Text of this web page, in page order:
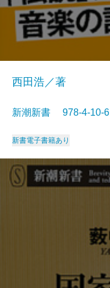
西田浩／著
新潮新書 978-4-
新書電子書籍あり